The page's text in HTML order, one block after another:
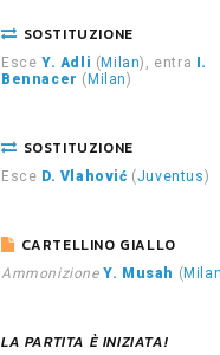
SOSTITUZIONE
Esce Y. Adli ( Milan), entra
I.
Bennacer ( Milan)
SOSTITUZIONE
Esce D. Vlahović (Juventus)
CARTELLINO GIALLO
Ammonizione Y. Musah (
LA PARTITA È INIZIATA!